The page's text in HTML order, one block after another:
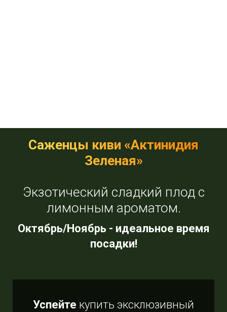
Саженцы киви «Актинидия
Зеленая»
Экзотический сладкий плод с
лимонным ароматом.
Октябрь/Ноябрь - идеальное время
посадки!
Успейте купить эксклюзивный